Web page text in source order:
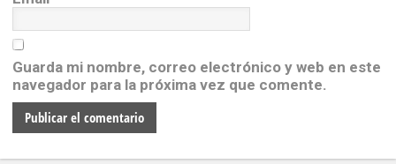
Guarda mi nombre, correo electrónico y web en este
navegador para la próxima vez que comente.